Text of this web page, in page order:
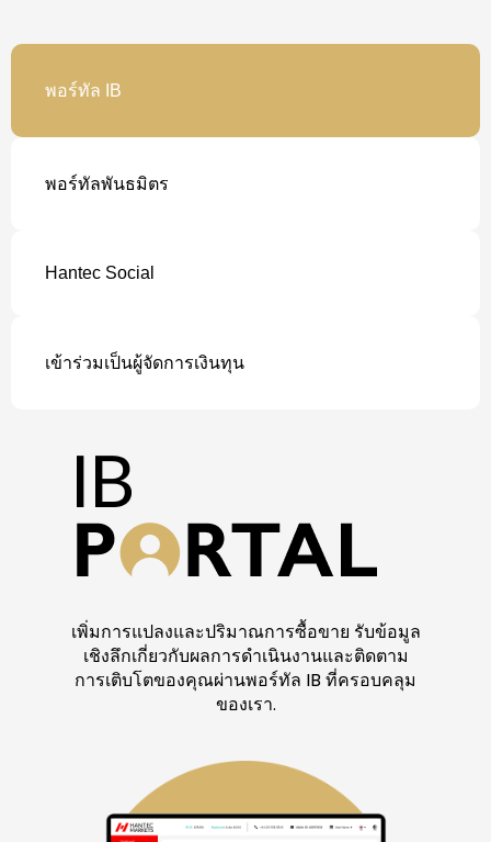
พอร์ทัล IB
พอร์ทัลพันธมิตร
Hantec Social
เข้าร่วมเป็นผู้จัดการเงินทุน
เพิ่มการแปลงและปริมาณการซื้อขาย รับข้อมูล
เชิงลึกเกี่ยวกับผลการดำเนินงานและติดตาม
การเติบโตของคุณผ่านพอร์ทัล IB ที่ครอบคลุม
ของเรา.